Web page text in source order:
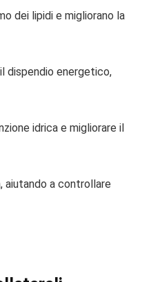
dei lipidi e migliorano la
dispendio energetico,
idrica e migliorare il
aiutando a controllare